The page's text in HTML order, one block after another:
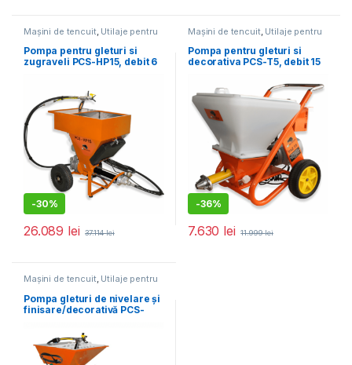
Mașini de tencuit, Utilaje pentru
construcții
Pompa pentru gleturi si
zugraveli PCS-HP15, debit 6
-30%
26.089 lei 37.114lei
Mașini de tencuit, Utilaje pentru
construcții
Pompa pentru gleturi si
decorativa PCS-T5, debit 15
-36%
7.630 lei 11.999lei
Mașini de tencuit, Utilaje pentru
construcții
Pompa gleturi de nivelare și
finisare/decorativă PCS-